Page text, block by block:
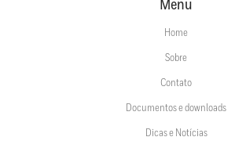
Menu
Home
Sobre
Contato
Documentos e downloads
Dicas e Notícias